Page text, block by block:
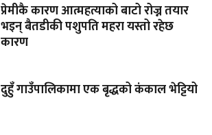
प्रेमीकै कारण आत्महत्याको बाटो रोज्न तयार
भइन् बैतडीकी पशुपति महरा यस्तो रहेछ
कारण
दुहुँ गाउँपालिकामा एक बृद्धको कंकाल भेट्टियो